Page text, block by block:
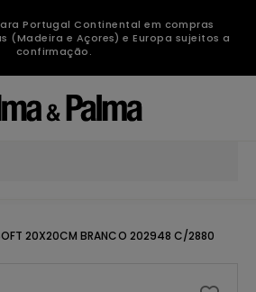
Portugal Continental em compras
(Madeira e Açores) e Europa sujeitos a
confirmação.
20X20CM BRANCO 202948 C/2880